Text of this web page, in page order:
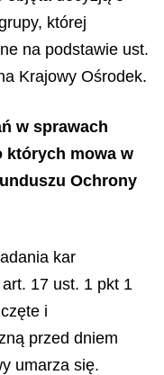
której
na podstawie ust.
Krajowy Ośrodek.
w sprawach
których mowa w
Ochrony
kar
17 ust. 1 pkt 1
i
przed dniem
umarza się.